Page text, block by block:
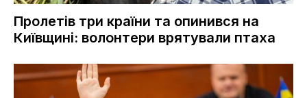
Пролетів три країни та опинився на
Київщині: волонтери врятували птаха